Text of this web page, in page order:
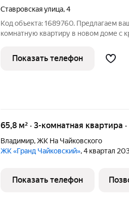
Ставровская улица,4
Код объекта: 1689760. Предлагаем
комнатную квартиру в новом доме с
застекленные лоджии: из кухни и из
кладовка Сделан
Показать телефон
65,8 м² · 3-комнатная квартира
Владимир,ЖК На Чайковского
ЖК «Гранд Чайковский», 4 квартал
Показать телефон